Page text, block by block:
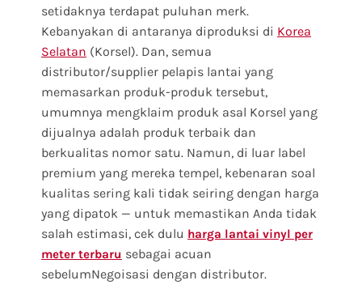
setidaknya terdapat puluhan merk.
Kebanyakan di antaranya diproduksi di Korea
Selatan (Korsel). Dan, semua
distributor/supplier pelapis lantai yang
memasarkan produk-produk tersebut,
umumnya mengklaim produk asal Korsel yang
dijualnya adalah produk terbaik dan
berkualitas nomor satu. Namun, di luar label
premium yang mereka tempel, kebenaran soal
kualitas sering kali tidak seiring dengan harga
yang dipatok — untuk memastikan Anda tidak
salah estimasi, cek dulu harga lantai vinyl per
meter terbaru sebagai acuan
sebelumNegoisasi dengan distributor.